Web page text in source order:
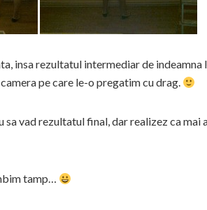
insa rezultatul intermediar de indeamna
pe care le-o pregatim cu drag.
sa vad rezultatul final, dar realizez ca mai
tamp…